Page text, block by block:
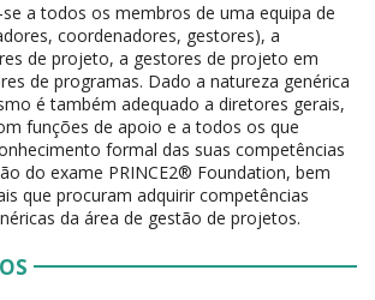
a todos os membros de uma equipa de
coordenadores, gestores), a
de projeto, a gestores de projeto em
de programas. Dado a natureza genérica
é também adequado a diretores gerais,
funções de apoio e a todos os que
formal das suas competências
do exame PRINCE2® Foundation, bem
que procuram adquirir competências
da área de gestão de projetos.